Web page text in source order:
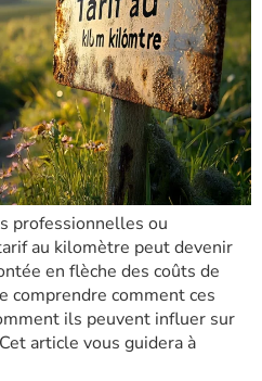
professionnelles ou
au kilomètre peut devenir
en flèche des coûts de
comprendre comment ces
ils peuvent influer sur
article vous guidera à